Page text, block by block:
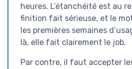
heures. L’étanchéité est au
finition fait sérieuse, et le
les premières semaines
là, elle fait clairement le job.
Par contre, il faut accepter